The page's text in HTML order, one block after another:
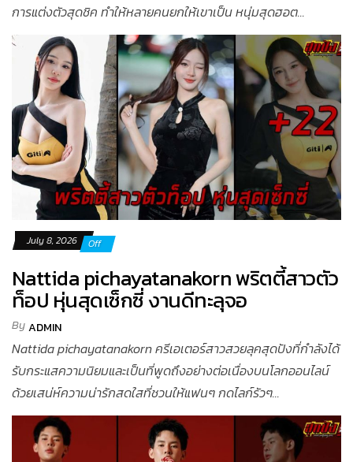
การแต่งตัวสุดชิค ทำให้หลายคนยกให้เขาเป็น หนุ่มสุดฮอต...
July 8, 2026 Off
Nattida pichayatanakorn พริตตี้สาวตัว
ท็อป หุ่นสุดเซ็กซี่ งานดีทะลุจอ
ByADMIN
Nattida pichayatanakorn ครีเอเตอร์สาวสวยลุคสุดปังที่กำลังได้
รับกระแสความนิยมและเป็นที่พูดถึงอย่างต่อเนื่องบนโลกออนไลน์
ด้วยเสน่ห์ความน่ารักสดใสที่ชวนให้แฟนๆ กดไลก์รัวๆ...